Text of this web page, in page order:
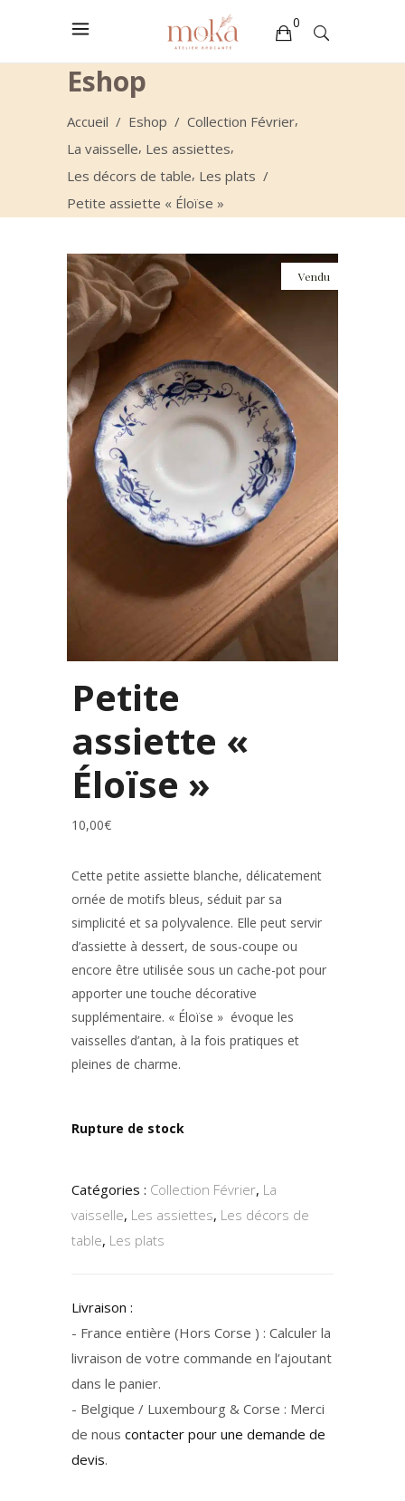
0
Votre sélection est vide
Eshop
Accueil / Eshop / Collection Février,
La vaisselle, Les assiettes,
Les décors de table, Les plats /
Petite assiette « Éloïse »
Vendu
Petite
assiette «
Éloïse »
10,00€
Cette petite assiette blanche, délicatement
ornée de motifs bleus, séduit par sa
simplicité et sa polyvalence. Elle peut servir
d’assiette à dessert, de sous-coupe ou
encore être utilisée sous un cache-pot pour
apporter une touche décorative
supplémentaire. « Éloïse » évoque les
vaisselles d’antan, à la fois pratiques et
pleines de charme.
Rupture de stock
Catégories : Collection Février, La
vaisselle, Les assiettes, Les décors de
table, Les plats
Livraison :
- France entière (Hors Corse ) : Calculer la
livraison de votre commande en l’ajoutant
dans le panier.
- Belgique / Luxembourg & Corse : Merci
de nous contacter pour une demande de
devis.